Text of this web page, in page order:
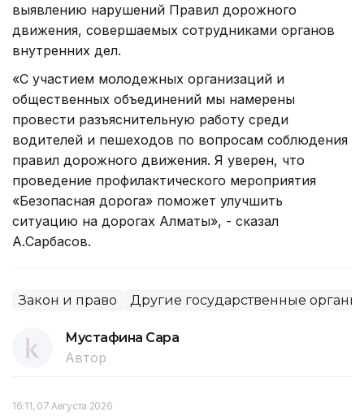
выявлению нарушений Правил дорожного
движения, совершаемых сотрудниками органов
внутренних дел.
«С участием молодежных организаций и
общественных объединений мы намерены
провести разъяснительную работу среди
водителей и пешеходов по вопросам соблюдения
правил дорожного движения. Я уверен, что
проведение профилактического мероприятия
«Безопасная дорога» поможет улучшить
ситуацию на дорогах Алматы», - сказал
А.Сарбасов.
Закон и право Другие государственные органы
Мустафина Сара
Автор
16:11, 07 Августа 2026